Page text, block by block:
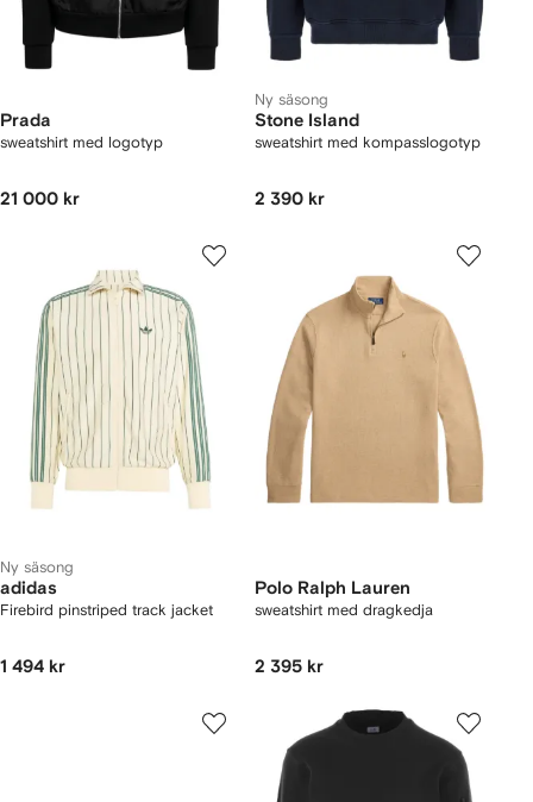
Prada
sweatshirt med logotyp
21 000 kr
Ny säsong
Stone Island
sweatshirt med kompasslogotyp
2 390 kr
Ny säsong
adidas
Firebird pinstriped track jacket
1 494 kr
Polo Ralph Lauren
sweatshirt med dragkedja
2 395 kr